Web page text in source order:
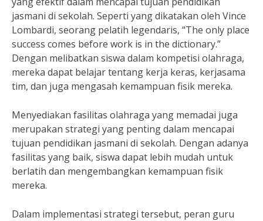
jasmani di sekolah. Seperti yang dikatakan oleh Vince
Lombardi, seorang pelatih legendaris, “The only place
success comes before work is in the dictionary.”
Dengan melibatkan siswa dalam kompetisi olahraga,
mereka dapat belajar tentang kerja keras, kerjasama
tim, dan juga mengasah kemampuan fisik mereka.
Menyediakan fasilitas olahraga yang memadai juga
merupakan strategi yang penting dalam mencapai
tujuan pendidikan jasmani di sekolah. Dengan adanya
fasilitas yang baik, siswa dapat lebih mudah untuk
berlatih dan mengembangkan kemampuan fisik
mereka.
Dalam implementasi strategi tersebut, peran guru